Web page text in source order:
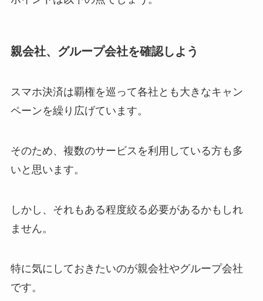
親会社、グループ会社を確認しよう
スマホ決済は覇権を巡って各社とも大きなキャン
ペーンを繰り広げています。
そのため、複数のサービスを利用している方も多
いと思います。
しかし、それもある程度絞る必要があるかもしれ
ません。
特に気にしておきたいのが親会社やグループ会社
です。